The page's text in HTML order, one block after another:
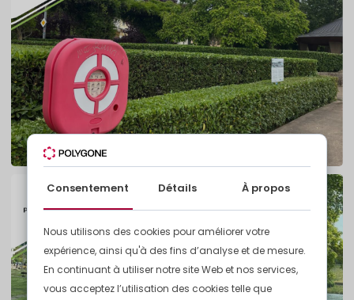
Consentement Détails À propos
Nous utilisons des cookies pour améliorer votre
expérience, ainsi qu'à des fins d’analyse et de mesure.
En continuant à utiliser notre site Web et nos services,
vous acceptez l’utilisation des cookies telle que